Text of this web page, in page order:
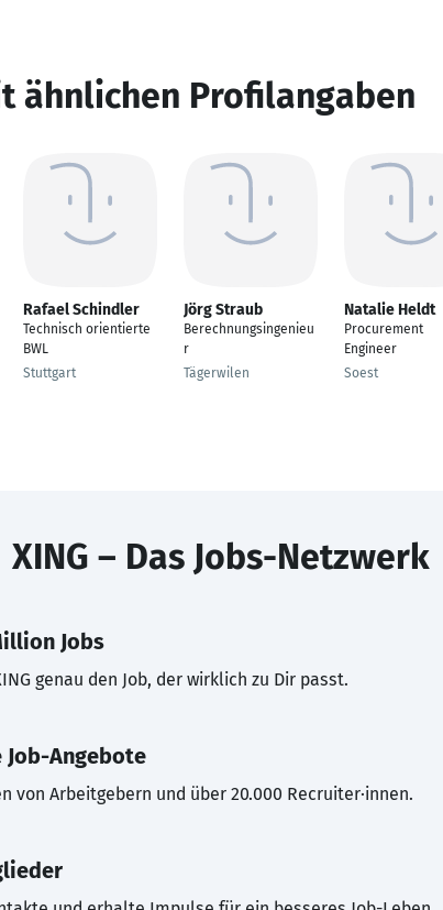
ähnlichen Profilangaben
Rafael Schindler
Technisch orientierte
BWL
Stuttgart
Jörg Straub
Berechnungsingenieu
r
Tägerwilen
Natalie Heldt
Procurement
Engineer
Soest
XING – Das Jobs-Netzwerk
Jobs
genau den Job, der wirklich zu Dir passt.
Job-Angebote
von Arbeitgebern und über 20.000 Recruiter·innen.